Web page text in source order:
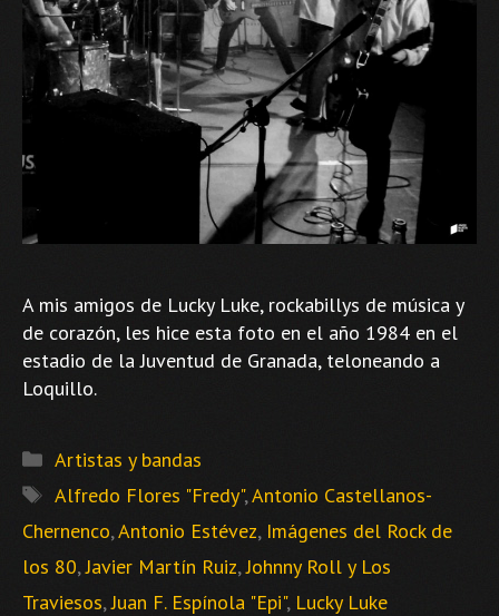
A mis amigos de Lucky Luke, rockabillys de música y
de corazón, les hice esta foto en el año 1984 en el
estadio de la Juventud de Granada, teloneando a
Loquillo.
Categorías
Artistas y bandas
Etiquetas
Alfredo Flores "Fredy",Antonio Castellanos-
Chernenco,Antonio Estévez, Imágenes del Rock de
los 80,Javier Martín Ruiz,Johnny Roll y Los
Traviesos,Juan F. Espínola "Epi", Lucky Luke